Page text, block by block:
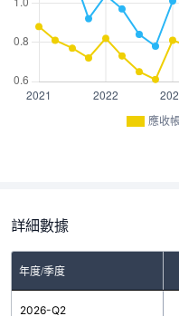
應收
詳細數據
年度/季度
2026-Q2